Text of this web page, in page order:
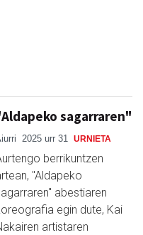
sagarraren"
2025 urr 31 URNIETA
berrikuntzen
"Aldapeko
abestiaren
egin dute, Kai
artistaren